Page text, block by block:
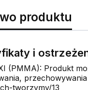
produktu
i
(PMMA): Produkt
tworzymy/13